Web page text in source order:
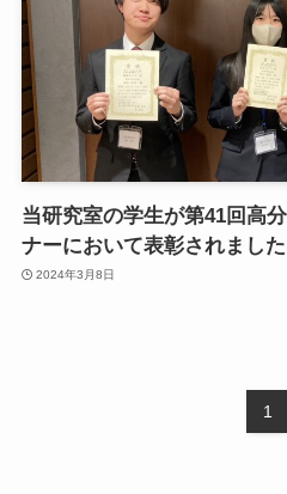
当研究室の学生が第41回高
ナーにおいて表彰されました
2024年3月8日
1